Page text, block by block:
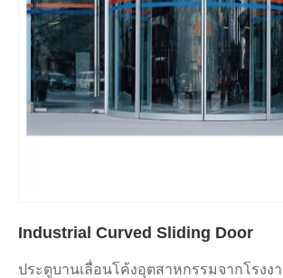
Industrial Curved Sliding Door
ประตูบานเลื่อนโค้งอุตสาหกรรมจากโรงง